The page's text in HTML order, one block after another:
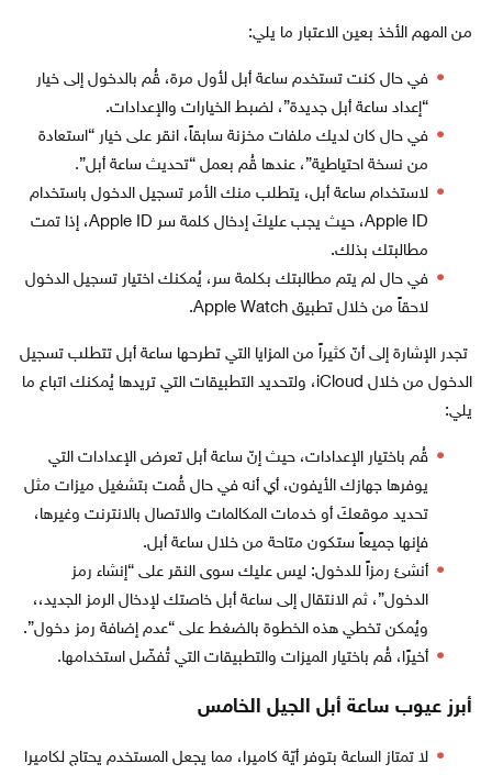
من المهم الأخذ بعين الاعتبار ما يلي:
في حال كنت تستخدم ساعة أبل لأول مرة، قُم بالدخول إلى خيار
“إعداد ساعة أبل جديدة”، لضبط الخيارات والإعدادات.
في حال كان لديك ملفات مخزنة سابقاً، انقر على خيار “استعادة
من نسخة احتياطية”، عندها قُم بعمل “تحديث ساعة أبل”.
لاستخدام ساعة أبل، يتطلب منك الأمر تسجيل الدخول باستخدام
Apple ID، حيث يجب عليكَ إدخال كلمة سر Apple ID، إذا تمت
مطالبتك بذلك.
في حال لم يتم مطالبتك بكلمة سر، يُمكنك اختيار تسجيل الدخول
لاحقاً من خلال تطبيق Apple Watch.
تجدر الإشارة إلى أنّ كثيراً من المزايا التي تطرحها ساعة أبل تتطلب تسجيل
الدخول من خلال iCloud، ولتحديد التطبيقات التي تريدها يُمكنك اتباع ما
يلي:
قُم باختيار الإعدادات، حيث إنّ ساعة أبل تعرض الإعدادات التي
يوفرها جهازك الأيفون، أي أنه في حال قُمت بتشغيل ميزات مثل
تحديد موقعكَ أو خدمات المكالمات والاتصال بالانترنت وغيرها،
فإنها جميعاً ستكون متاحة من خلال ساعة أبل.
أنشئ رمزاً للدخول: ليس عليك سوى النقر على “إنشاء رمز
الدخول”، ثم الانتقال إلى ساعة أبل خاصتك لإدخال الرمز الجديد،،
ويُمكن تخطي هذه الخطوة بالضغط على “عدم إضافة رمز دخول”.
أخيرًا، قُم باختيار الميزات والتطبيقات التي تُفضّل استخدامها.
أبرز عيوب ساعة أبل الجيل الخامس
لا تمتاز الساعة بتوفر أيّة كاميرا، مما يجعل المستخدم يحتاج لكاميرا